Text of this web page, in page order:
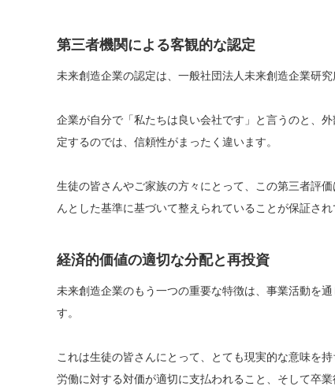
第三者機関による客観的な認定
未来創造企業の認定は、一般社団法人未来創造企業研
企業が自分で「私たちは良い会社です」と言うのと、
定するのでは、信頼性がまったく違います。
生徒の皆さんやご家族の方々にとって、この第三者評
んとした基準に基づいて整えられていることが保証され
経済的価値の適切な分配と再投資
未来創造企業のもう一つの重要な特徴は、事業活動を
す。
これは生徒の皆さんにとって、とても現実的な意味を
労働に対する対価が適切に支払われること、そして卒